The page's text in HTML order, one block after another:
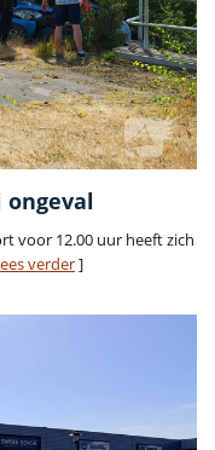
voor 12.00 uur heeft zich
verder]